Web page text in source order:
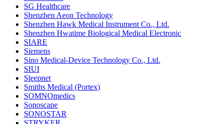
SG Healthcare
Shenzhen Aeon Technology
Shenzhen Hawk Medical Instrument Co., Ltd.
Shenzhen Hwatime Biological Medical Electronic
SIARE
Siemens
Sino Medical-Device Technology Co., Ltd.
SIUI
Sleepnet
Smiths Medical (Portex)
SOMNOmedics
Sonoscape
SONOSTAR